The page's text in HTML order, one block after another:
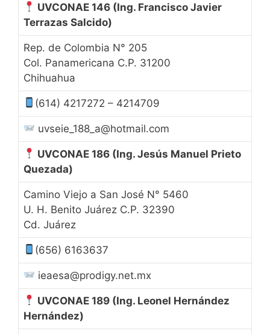
UVCONAE 146 (Ing. Francisco Javier
Terrazas Salcido)
Rep. de Colombia N° 205
Col. Panamericana C.P. 31200
Chihuahua
(614) 4217272 – 4214709
uvseie_188_a@hotmail.com
UVCONAE 186 (Ing. Jesús Manuel Prieto
Quezada)
Camino Viejo a San José N° 5460
U. H. Benito Juárez C.P. 32390
Cd. Juárez
(656) 6163637
ieaesa@prodigy.net.mx
UVCONAE 189 (Ing. Leonel Hernández
Hernández)